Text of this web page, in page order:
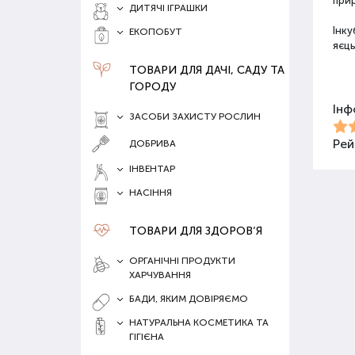
ДИТЯЧІ ІГРАШКИ
ЕКОПОБУТ
ТОВАРИ ДЛЯ ДАЧІ, САДУ ТА
ГОРОДУ
ЗАСОБИ ЗАХИСТУ РОСЛИН
ДОБРИВА
ІНВЕНТАР
НАСІННЯ
ТОВАРИ ДЛЯ ЗДОРОВ‘Я
ОРГАНІЧНІ ПРОДУКТИ
ХАРЧУВАННЯ
БАДИ, ЯКИМ ДОВІРЯЄМО
НАТУРАЛЬНА КОСМЕТИКА ТА
ГІГІЄНА